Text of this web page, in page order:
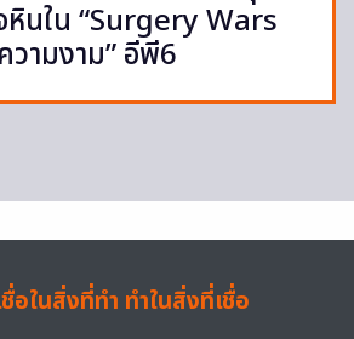
หินใน “Surgery Wars
ามงาม” อีพี6
อในสิ่งที่ทำ ทำในสิ่งที่เชื่อ